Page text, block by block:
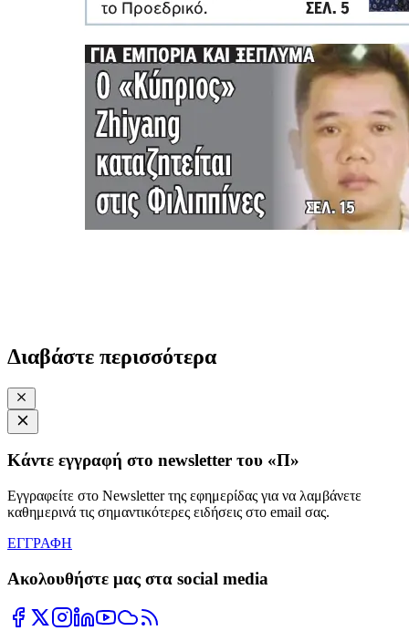
Διαβάστε περισσότερα
Κάντε εγγραφή στο newsletter του «Π»
Εγγραφείτε στο Newsletter της εφημερίδας για να λαμβάνετε
καθημερινά τις σημαντικότερες ειδήσεις στο email σας.
ΕΓΓΡΑΦΗ
Ακολουθήστε μας στα social media